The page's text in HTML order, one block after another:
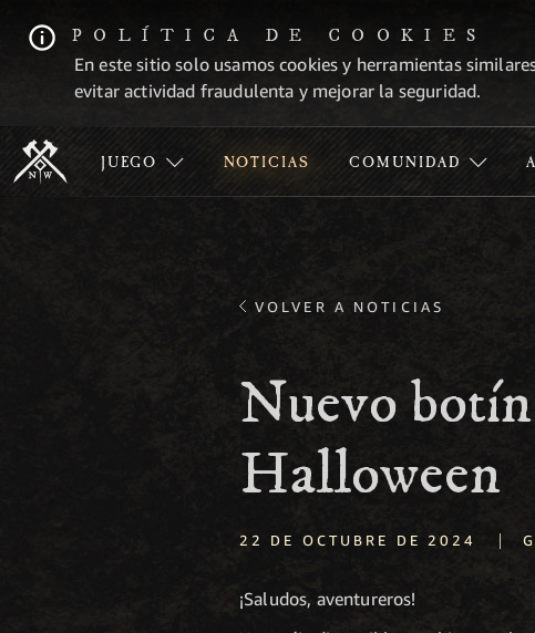
POLÍTICA DE COOKIES
En este sitio solo usamos cookies y herramientas
evitar actividad fraudulenta y mejorar la seguridad.
JUEGO NOTICIAS COMUNIDAD
VOLVER A NOTICIAS
Nuevo
Halloween
22 DE OCTUBRE DE 2024 |
¡Saludos, aventureros!